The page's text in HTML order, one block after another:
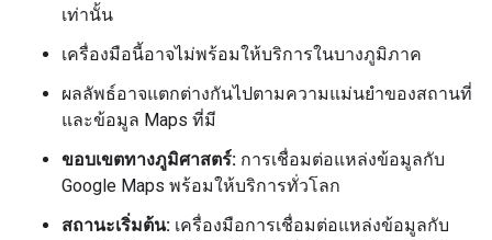
เท่านั้น
เครื่องมือนี้อาจไม่พร้อมให้บริการในบางภูมิภาค
ผลลัพธ์อาจแตกต่างกันไปตามความแม่นยำของสถานที่
และข้อมูล Maps ที่มี
ขอบเขตทางภูมิศาสตร์: การเชื่อมต่อแหล่งข้อมูลกับ
Google Maps พร้อมให้บริการทั่วโลก
สถานะเริ่มต้น: เครื่องมือการเชื่อมต่อแหล่งข้อมูลกับ